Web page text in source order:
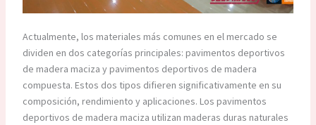
Actualmente, los materiales más comunes en el mercado se
dividen en dos categorías principales: pavimentos deportivos
de madera maciza y pavimentos deportivos de madera
compuesta. Estos dos tipos difieren significativamente en su
composición, rendimiento y aplicaciones. Los pavimentos
deportivos de madera maciza utilizan maderas duras naturales